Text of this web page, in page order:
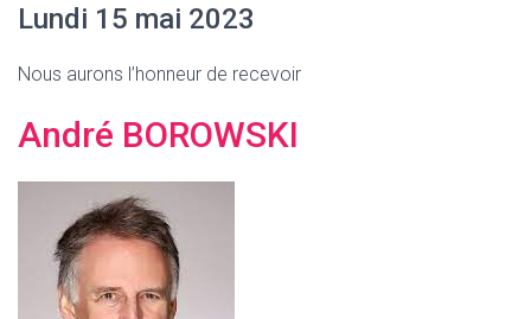
Lundi 15 mai 2023
Nous aurons l’honneur de recevoir
André BOROWSKI